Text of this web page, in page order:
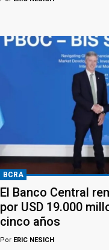
BCRA
El Banco Central
por USD 19.000
cinco años
Por ERIC NESICH